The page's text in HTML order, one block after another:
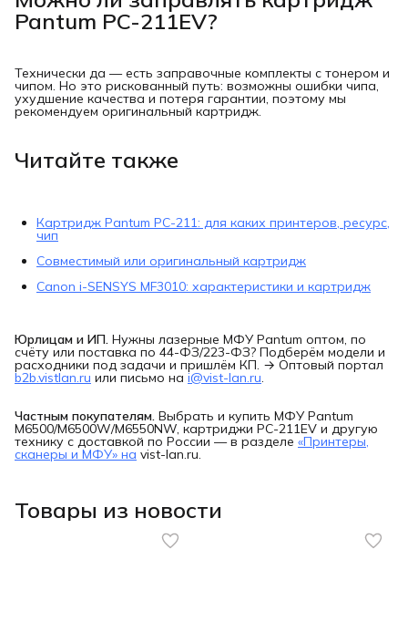
Pantum PC-211EV?
Технически да — есть заправочные комплекты с тонером и
чипом. Но это рискованный путь: возможны ошибки чипа,
ухудшение качества и потеря гарантии, поэтому мы
рекомендуем оригинальный картридж.
Читайте также
Картридж Pantum PC-211: для каких принтеров, ресурс,
чип
Совместимый или оригинальный картридж
Canon i-SENSYS MF3010: характеристики и картридж
Юрлицам и ИП. Нужны лазерные МФУ Pantum оптом, по
счёту или поставка по 44-ФЗ/223-ФЗ? Подберём модели и
расходники под задачи и пришлём КП. → Оптовый портал
b2b.vistlan.ru или письмо на i@vist-lan.ru
Частным покупателям. Выбрать и купить МФУ Pantum
M6500/M6500W/M6550NW, картриджи PC-211EV и другую
технику с доставкой по России — в разделе «Принтеры,
сканеры и МФУ» на vist-lan.ru.
Товары из новости